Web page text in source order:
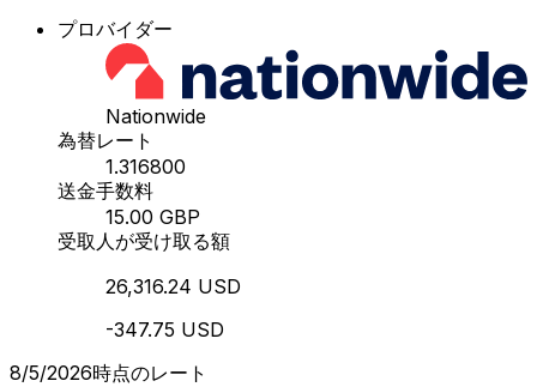
プロバイダー
Nationwide
為替レート
1.316800
送金手数料
15.00 GBP
受取人が受け取る額
26,316.24 USD
-347.75 USD
8/5/2026時点のレート